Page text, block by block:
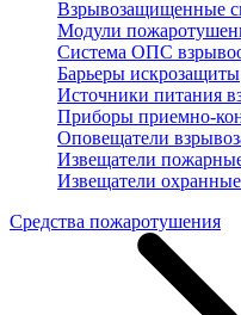
Взрывозащищенные
Модули
Система ОПС
Барьеры искрозащиты
Источники питания
Приборы приемно-
Оповещатели
Извещатели
Извещатели
Средства пожаротушения